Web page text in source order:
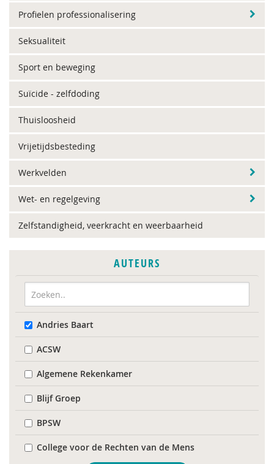
Profielen professionalisering
Seksualiteit
Sport en beweging
Suïcide - zelfdoding
Thuisloosheid
Vrijetijdsbesteding
Werkvelden
Wet- en regelgeving
Zelfstandigheid, veerkracht en weerbaarheid
AUTEURS
Andries Baart
ACSW
Algemene Rekenkamer
Blijf Groep
BPSW
College voor de Rechten van de Mens